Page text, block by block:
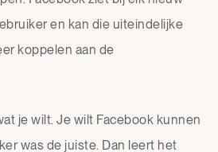
en kan die uiteindelijke
koppelen aan de
je wilt. Je wilt Facebook kunnen
was de juiste. Dan leert het